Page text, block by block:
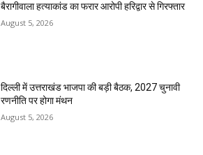
बैरागीवाला हत्याकांड का फरार आरोपी हरिद्वार से गिरफ्तार
August 5, 2026
दिल्ली में उत्तराखंड भाजपा की बड़ी बैठक, 2027 चुनावी
रणनीति पर होगा मंथन
August 5, 2026